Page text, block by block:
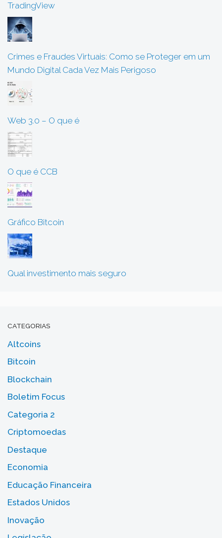
TradingView
Crimes e Fraudes Virtuais: Como se Proteger em um
Mundo Digital Cada Vez Mais Perigoso
Web 3.0 – O que é
O que é CCB
Gráfico Bitcoin
Qual investimento mais seguro
CATEGORIAS
Altcoins
Bitcoin
Blockchain
Boletim Focus
Categoria 2
Criptomoedas
Destaque
Economia
Educação Financeira
Estados Unidos
Inovação